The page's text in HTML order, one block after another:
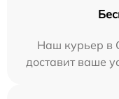
Наш курьер в
доставит ваше